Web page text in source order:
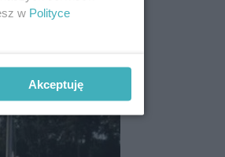
w Polityce
Akceptuję